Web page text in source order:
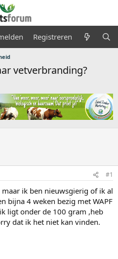
Registreren
vetverbranding?
#1
ik ben nieuwsgierig of ik al
bijna 4 weken bezig met WAPF
ligt onder de 100 gram ,heb
dat ik het niet kan vinden.